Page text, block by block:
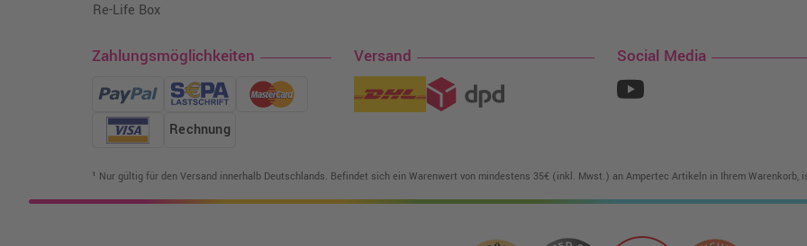
Re-Life Box
Zahlungsmöglichkeiten
Rechnung
Versand Social Media
¹ Nur gültig für den Versand innerhalb Deutschlands. Befindet sich ein Warenwert von mindestens 35€ (inkl. Mwst.) an Ampertec Artikeln in Ihrem Warenkorb,